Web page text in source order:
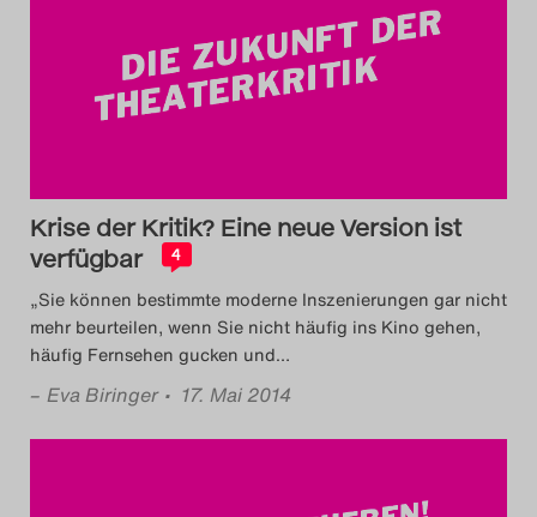
Das Theatertreffen-Blog
2022
Das Theatertreffen-Blog
Das Theatertreffen-Blog
2024
Das Theatertreffen-Blog
2025
Das Theatertreffen-Blog
Krise der Kritik? Eine neue Version ist
verfügbar
4
„Sie können bestimmte moderne Inszenierungen gar nicht
mehr beurteilen, wenn Sie nicht häufig ins Kino gehen,
häufig Fernsehen gucken und…
– Eva Biringer • 17. Mai 2014